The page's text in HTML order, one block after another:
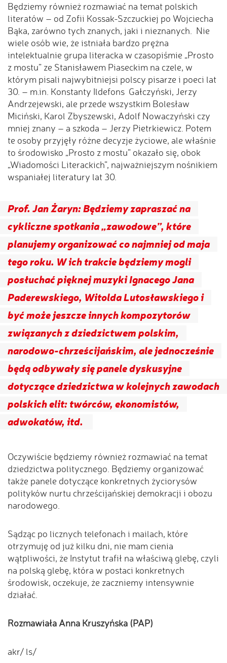
Będziemy również rozmawiać na temat polskich
literatów – od Zofii Kossak-Szczuckiej po Wojciecha
Bąka, zarówno tych znanych, jaki i nieznanych. Nie
wiele osób wie, że istniała bardzo prężna
intelektualnie grupa literacka w czasopiśmie „Prosto
z mostu” ze Stanisławem Piaseckim na czele, w
którym pisali najwybitniejsi polscy pisarze i poeci lat
30. – m.in. Konstanty Ildefons Gałczyński, Jerzy
Andrzejewski, ale przede wszystkim Bolesław
Miciński, Karol Zbyszewski, Adolf Nowaczyński czy
mniej znany – a szkoda – Jerzy Pietrkiewicz. Potem
te osoby przyjęły różne decyzje życiowe, ale właśnie
to środowisko „Prosto z mostu” okazało się, obok
„Wiadomości Literackich”, najważniejszym nośnikiem
wspaniałej literatury lat 30.
Prof. Jan Żaryn: Będziemy zapraszać na
cykliczne spotkania „zawodowe”, które
planujemy organizować co najmniej od maja
tego roku. W ich trakcie będziemy mogli
posłuchać pięknej muzyki Ignacego Jana
Paderewskiego, Witolda Lutosławskiego i
być może jeszcze innych kompozytorów
związanych z dziedzictwem polskim,
narodowo-chrześcijańskim, ale jednocześnie
będą odbywały się panele dyskusyjne
dotyczące dziedzictwa w kolejnych zawodach
polskich elit: twórców, ekonomistów,
adwokatów, itd.
Oczywiście będziemy również rozmawiać na temat
dziedzictwa politycznego. Będziemy organizować
także panele dotyczące konkretnych życiorysów
polityków nurtu chrześcijańskiej demokracji i obozu
narodowego.
Sądząc po licznych telefonach i mailach, które
otrzymuję od już kilku dni, nie mam cienia
wątpliwości, że Instytut trafił na właściwą glebę, czyli
na polską glebę, która w postaci konkretnych
środowisk, oczekuje, że zaczniemy intensywnie
działać.
Rozmawiała Anna Kruszyńska (PAP)
akr/ ls/